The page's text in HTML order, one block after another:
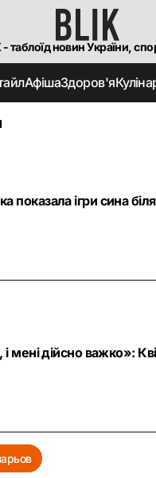
- таблоїд новин України,
АфішаЗдоров'я
показала ігри сина
мені дійсно важко»: